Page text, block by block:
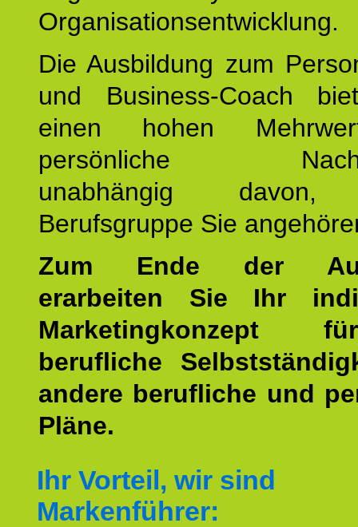
Organisationsentwicklung.
Die Ausbildung zum
und Business-Coach
einen hohen
persönliche
unabhängig davon,
Berufsgruppe Sie
Zum Ende der
erarbeiten Sie Ihr
Marketingkonzept
berufliche
andere berufliche und
Pläne.
Ihr Vorteil, wir sind
Markenführer: